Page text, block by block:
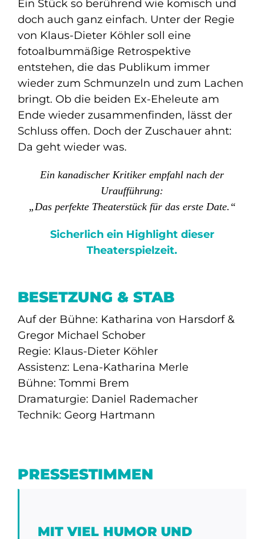
Ein Stück so berührend wie komisch und
doch auch ganz einfach. Unter der Regie
von Klaus-Dieter Köhler soll eine
fotoalbummäßige Retrospektive
entstehen, die das Publikum immer
wieder zum Schmunzeln und zum Lachen
bringt. Ob die beiden Ex-Eheleute am
Ende wieder zusammenfinden, lässt der
Schluss offen. Doch der Zuschauer ahnt:
Da geht wieder was.
Ein kanadischer Kritiker empfahl nach der
Uraufführung:
„Das perfekte Theaterstück für das erste Date.“
Sicherlich ein Highlight dieser
Theaterspielzeit.
BESETZUNG & STAB
Auf der Bühne: Katharina von Harsdorf &
Gregor Michael Schober
Regie: Klaus-Dieter Köhler
Assistenz: Lena-Katharina Merle
Bühne: Tommi Brem
Dramaturgie: Daniel Rademacher
Technik: Georg Hartmann
PRESSESTIMMEN
MIT VIEL HUMOR UND